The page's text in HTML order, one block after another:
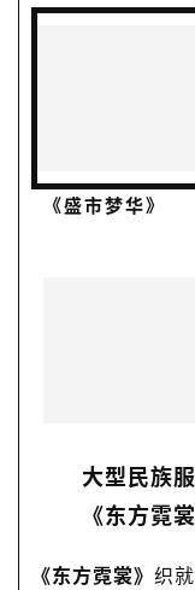
《盛市梦华》
大型民族
《东方霓裳
《东方霓裳》 织